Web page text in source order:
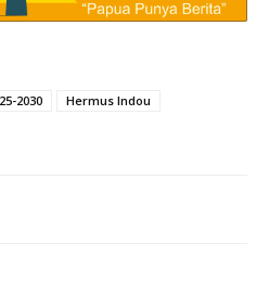
2030
Hermus Indou